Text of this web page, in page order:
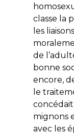
classe la
les
de
bonne
encore,
le
mignons
avec les